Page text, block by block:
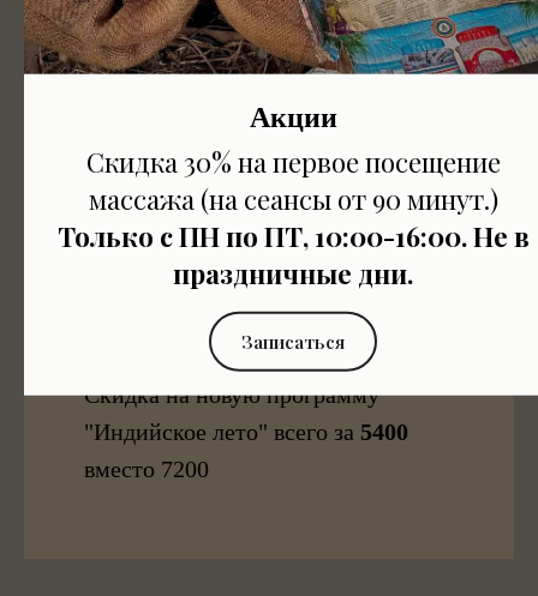
Акции
Скидка 30% на первое посещение
массажа (на сеансы от 90 минут.)
Только с ПН по ПТ, 10:00-16:00. Не в
праздничные дни.
Записаться
Индийское лето
Скидка на новую программу
"Индийское лето" всего за 5400
вместо 7200